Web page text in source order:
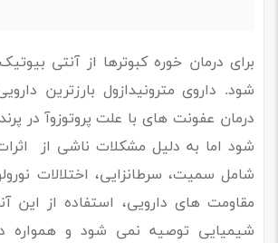
برای درمان خوره کبوترها از آنتی
شود. داروی مترونیدازول بارزترین
درمان عفونت های با علت پروتوزوآ در
شود اما به دلیل مشکلات ناشی از
شامل سمیت، سرطانزایی، اختلالات
مقاومت های دارویی، استفاده از این
شیمیایی توصیه نمی شود و همواره